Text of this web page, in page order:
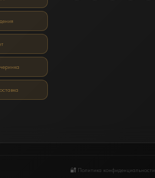
🔐 Политика конфиденциальности